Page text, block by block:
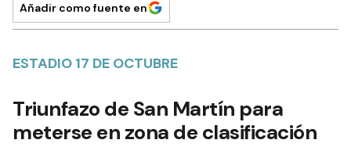
Añadir como fuente en
ESTADIO 17 DE OCTUBRE
Triunfazo de San Martín para
meterse en zona de clasificación